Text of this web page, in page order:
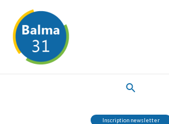
contenu
Inscription newsletter
navigation